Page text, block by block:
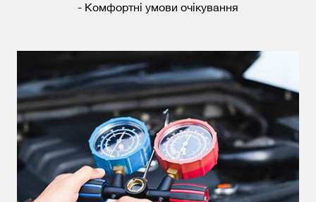
- Комфортні умови очікування